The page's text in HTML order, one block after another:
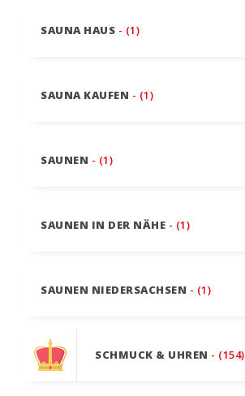
SAUNA HAUS - (1)
SAUNA KAUFEN - (1)
SAUNEN - (1)
SAUNEN IN DER NÄHE - (1)
SAUNEN NIEDERSACHSEN - (1)
SCHMUCK & UHREN - (154)